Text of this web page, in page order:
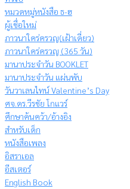
หมวดหมู่หนังสือ ธ-ฮ
ผู้เชื่อใหม่
ภาวนาใคร่ครวญ(เฝ้าเดี่ยว)
ภาวนาใคร่ครวญ (365 วัน)
มานาประจำวัน BOOKLET
มานาประจำวัน แผ่นพับ
วันวาเลนไทน์ Valentine’s Day
ศจ.ดร.วีรชัย โกแวร์
ศึกษาค้นคว้า/อ้างอิง
สำหรับเด็ก
หนังสือเพลง
อิสราเอล
อีสเตอร์
English Book